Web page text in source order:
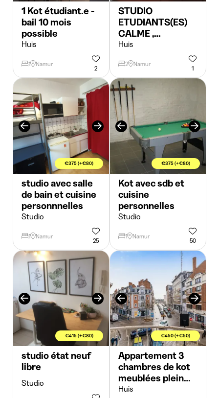
1 Kot étudiant.e -
bail 10 mois
possible
Huis
1 Namur
2
STUDIO
ETUDIANTS(ES)
CALME ,
SPACIEUX ET
Huis
2 Namur
1
€375 (+€80)
studio avec salle
de bain et cuisine
personnnelles
Studio
1 Namur
25
€375 (+€80)
Kot avec sdb et
cuisine
personnelles
Studio
1 Namur
50
€415 (+€80)
studio état neuf
libre
Studio
€450 (+€50)
Appartement 3
chambres de kot
meublées plein
centre de Namur
Huis